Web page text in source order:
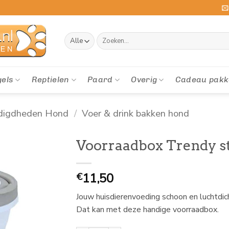
Zoeken
naar:
Reptielen Paard Overig Cadeau
Hond / Voer & drink bakken hond
Voorraadbox Trendy
€11,50
Jouw huisdierenvoeding schoon en
Dat kan met deze handige voorraadbox.